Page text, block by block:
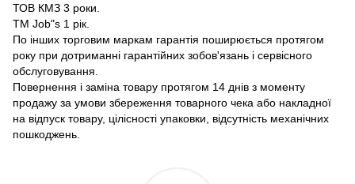
ТОВ КМЗ 3 роки.
ТМ Job"s 1 рік.
По інших торговим маркам гарантія поширюється протягом
року при дотриманні гарантійних зобов'язань і сервісного
обслуговування.
Повернення і заміна товару протягом 14 днів з моменту
продажу за умови збереження товарного чека або накладної
на відпуск товару, цілісності упаковки, відсутність механічних
пошкоджень.